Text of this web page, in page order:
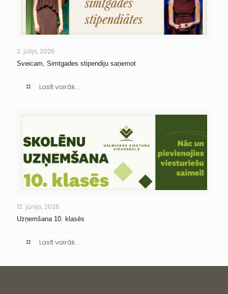
2. jūlijs, 2026
Sveicam, Simtgades stipendiju saņemot
Lasīt vairāk...
12. jūnijs, 2026
Uzņemšana 10. klasēs
Lasīt vairāk...